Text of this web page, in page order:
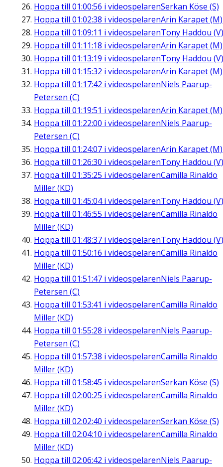
Hoppa till 01:00:56 i videospelarenSerkan Köse (S)
Hoppa till 01:02:38 i videospelarenArin Karapet (M)
Hoppa till 01:09:11 i videospelarenTony Haddou (V)
Hoppa till 01:11:18 i videospelarenArin Karapet (M)
Hoppa till 01:13:19 i videospelarenTony Haddou (V)
Hoppa till 01:15:32 i videospelarenArin Karapet (M)
Hoppa till 01:17:42 i videospelarenNiels Paarup-
Petersen (C)
Hoppa till 01:19:51 i videospelarenArin Karapet (M)
Hoppa till 01:22:00 i videospelarenNiels Paarup-
Petersen (C)
Hoppa till 01:24:07 i videospelarenArin Karapet (M)
Hoppa till 01:26:30 i videospelarenTony Haddou (V)
Hoppa till 01:35:25 i videospelarenCamilla Rinaldo
Miller (KD)
Hoppa till 01:45:04i videospelarenTony Haddou (V)
Hoppa till 01:46:55 i videospelarenCamilla Rinaldo
Miller (KD)
Hoppa till 01:48:37 i videospelarenTony Haddou (V)
Hoppa till 01:50:16 i videospelarenCamilla Rinaldo
Miller (KD)
Hoppa till 01:51:47 i videospelarenNiels Paarup-
Petersen (C)
Hoppa till 01:53:41 i videospelarenCamilla Rinaldo
Miller (KD)
Hoppa till 01:55:28 i videospelarenNiels Paarup-
Petersen (C)
Hoppa till 01:57:38 i videospelarenCamilla Rinaldo
Miller (KD)
Hoppa till 01:58:45 i videospelarenSerkan Köse (S)
Hoppa till 02:00:25 i videospelarenCamilla Rinaldo
Miller (KD)
Hoppa till 02:02:40 i videospelarenSerkan Köse (S)
Hoppa till 02:04:10 i videospelarenCamilla Rinaldo
Miller (KD)
Hoppa till 02:06:42 i videospelarenNiels Paarup-